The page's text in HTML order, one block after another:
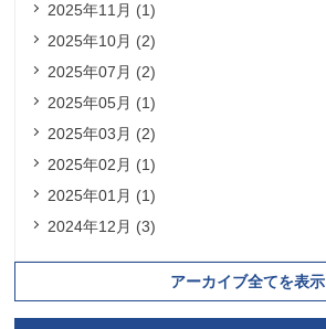
2025年11月 (1)
2025年10月 (2)
2025年07月 (2)
2025年05月 (1)
2025年03月 (2)
2025年02月 (1)
2025年01月 (1)
2024年12月 (3)
アーカイブ全てを表示